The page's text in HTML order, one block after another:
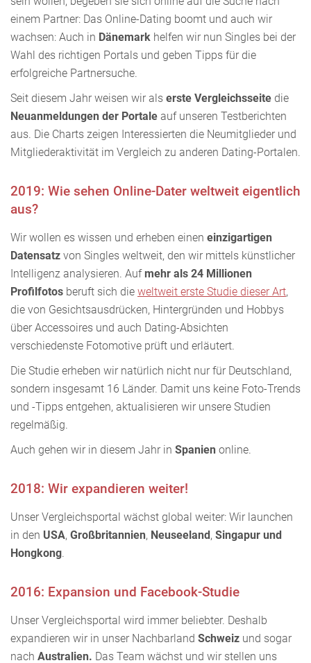
einem Partner: Das Online-Dating boomt und auch wir
wachsen: Auch in Dänemark helfen wir nun Singles bei der
Wahl des richtigen Portals und geben Tipps für die
erfolgreiche Partnersuche.
Seit diesem Jahr weisen wir als erste Vergleichsseite die
Neuanmeldungen der Portale auf unseren Testberichten
aus. Die Charts zeigen Interessierten die Neumitglieder und
Mitgliederaktivität im Vergleich zu anderen Dating-Portalen.
2019: Wie sehen Online-Dater weltweit eigentlich
aus?
Wir wollen es wissen und erheben einen einzigartigen
Datensatz von Singles weltweit, den wir mittels künstlicher
Intelligenz analysieren. Auf mehr als 24 Millionen
Profilfotos beruft sich die weltweit erste Studie dieser Art,
die von Gesichtsausdrücken, Hintergründen und Hobbys
über Accessoires und auch Dating-Absichten
verschiedenste Fotomotive prüft und erläutert.
Die Studie erheben wir natürlich nicht nur für Deutschland,
sondern insgesamt 16 Länder. Damit uns keine Foto-Trends
und -Tipps entgehen, aktualisieren wir unsere Studien
regelmäßig.
Auch gehen wir in diesem Jahr in Spanien online.
2018: Wir expandieren weiter!
Unser Vergleichsportal wächst global weiter: Wir launchen
in den USA, Großbritannien, Neuseeland, Singapur und
Hongkong.
2016: Expansion und Facebook-Studie
Unser Vergleichsportal wird immer beliebter. Deshalb
expandieren wir in unser Nachbarland Schweiz und sogar
nach Australien. Das Team wächst und wir stellen uns